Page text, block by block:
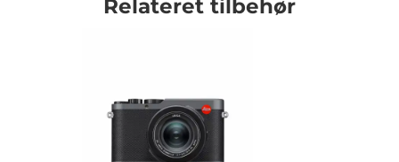
Relateret tilbehør